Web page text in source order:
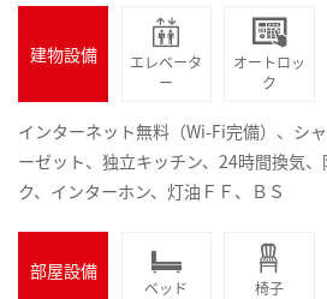
建物設備
エレベータ
ー
オートロッ
ク
インターネット無料（Wi-Fi完備）、シ
ーゼット、独立キッチン、24時間換気
ク、インターホン、灯油ＦＦ、ＢＳ
部屋設備
ベッド 椅子